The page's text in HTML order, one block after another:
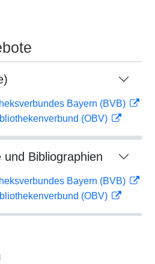
Bayern (BVB)
(OBV)
und Bibliographien
Bayern (BVB)
(OBV)